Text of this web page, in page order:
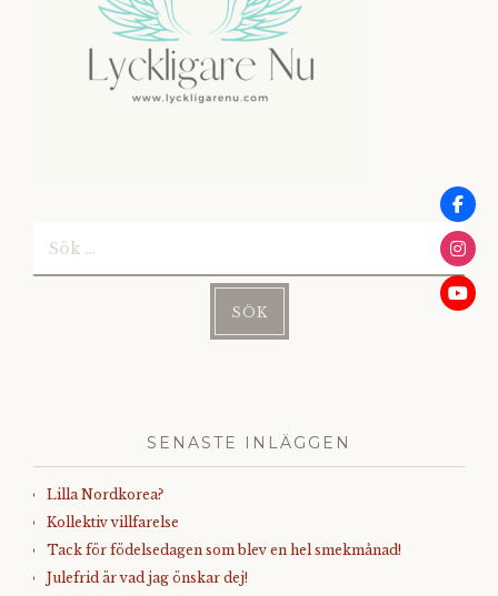
SENASTE INLÄGGEN
Lilla Nordkorea?
Kollektiv villfarelse
Tack för födelsedagen som blev en hel smekmånad!
Julefrid är vad jag önskar dej!